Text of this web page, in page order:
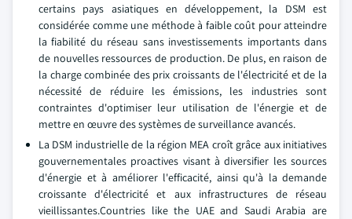
certains pays asiatiques en développement, la DSM est
considérée comme une méthode à faible coût pour atteindre
la fiabilité du réseau sans investissements importants dans
de nouvelles ressources de production. De plus, en raison de
la charge combinée des prix croissants de l'électricité et de la
nécessité de réduire les émissions, les industries sont
contraintes d'optimiser leur utilisation de l'énergie et de
mettre en œuvre des systèmes de surveillance avancés.
La DSM industrielle de la région MEA croît grâce aux initiatives
gouvernementales proactives visant à diversifier les sources
d'énergie et à améliorer l'efficacité, ainsi qu'à la demande
croissante d'électricité et aux infrastructures de réseau
vieillissantes.Countries like the UAE and Saudi Arabia are